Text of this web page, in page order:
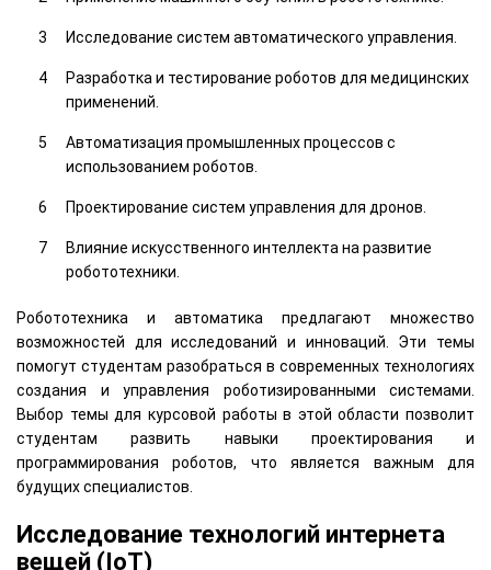
Исследование систем автоматического управления.
Разработка и тестирование роботов для медицинских
применений.
Автоматизация промышленных процессов с
использованием роботов.
Проектирование систем управления для дронов.
Влияние искусственного интеллекта на развитие
робототехники.
Робототехника и автоматика предлагают множество
возможностей для исследований и инноваций. Эти темы
помогут студентам разобраться в современных технологиях
создания и управления роботизированными системами.
Выбор темы для курсовой работы в этой области позволит
студентам развить навыки проектирования и
программирования роботов, что является важным для
будущих специалистов.
Исследование технологий интернета
вещей (IoT)